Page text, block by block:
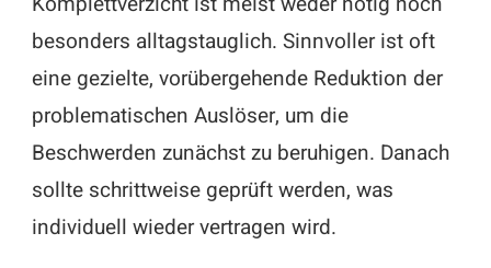
besonders alltagstauglich. Sinnvoller ist oft
eine gezielte, vorübergehende Reduktion der
problematischen Auslöser, um die
Beschwerden zunächst zu beruhigen. Danach
sollte schrittweise geprüft werden, was
individuell wieder vertragen wird.